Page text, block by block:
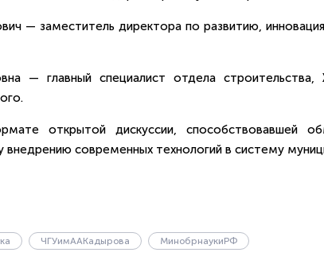
— заместитель директора по развитию,
— главный специалист отдела
открытой дискуссии, способствовавшей
современных технологий в систему
ЧГУимААКадырова МинобрнаукиРФ